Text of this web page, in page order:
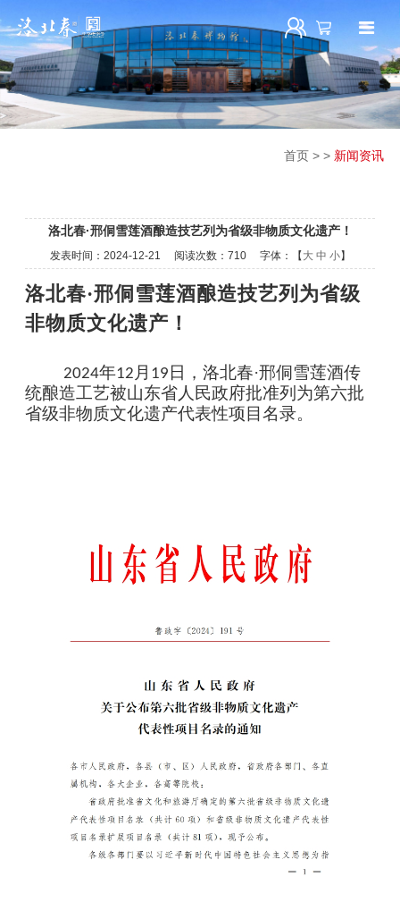
首页 >> 新闻资讯
洛北春·邢侗雪莲酒酿造技艺列为省级非物质文化遗产！
发表时间： 2024-12-21 阅读次数： 710 字体：【 大 中 小】
洛北春·邢侗雪莲酒酿造技艺列为省级
非物质文化遗产！
2024年12 月 19 日，洛北春·邢侗雪莲酒传
统酿造工艺被山东省人民政府批准列为第六批
省级非物质文化遗产代表性项目名录。